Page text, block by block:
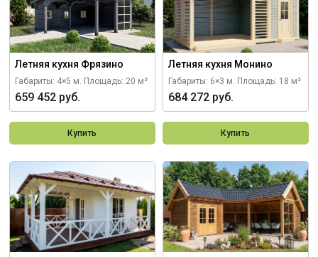
Летняя кухня Фрязино
Габариты: 4×5 м. Площадь: 20 м²
659 452 руб.
Купить
Летняя кухня Монино
Габариты: 6×3 м. Площадь: 18 м²
684 272 руб.
Купить